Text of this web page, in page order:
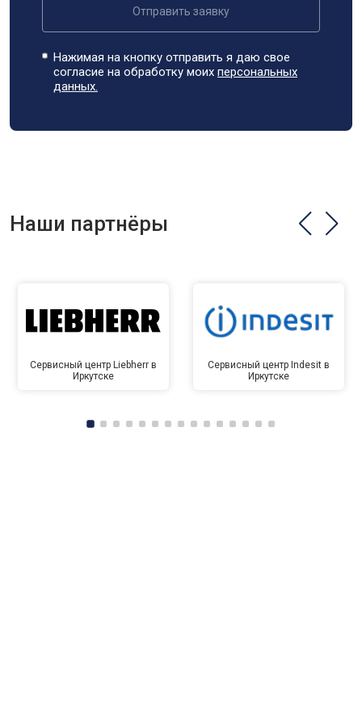
Отправить заявку
Нажимая на кнопку отправить я даю свое
согласие на обработку моихперсональных
данных.
Наши партнёры
Сервисный центр Liebherr в
Иркутске
Сервисный центр Indesit в
Иркутске